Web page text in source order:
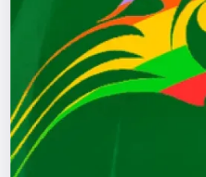
Артисты
Рейтинги